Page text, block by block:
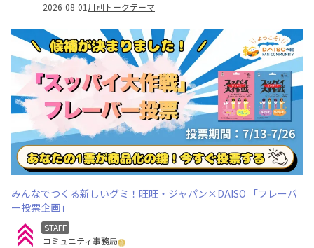
2026-08-01 月別トークテーマ
みんなでつくる新しいグミ！旺旺・ジャパン×DAISO 「フレーバ
ー投票企画」
STAFF
コミュニティ事務局